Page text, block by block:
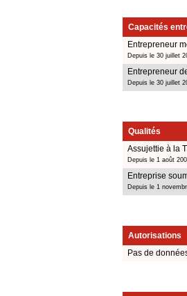
Capacités
Entrepreneur
Depuis le 30 juillet
Entrepreneur
Depuis le 30 juillet
Qualités
Assujettie à la
Depuis le 1 août
Entreprise
Depuis le 1
Autorisations
Pas de